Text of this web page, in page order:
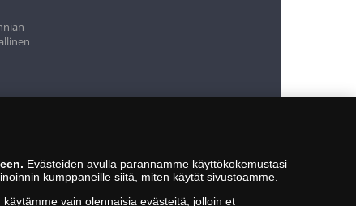
Evästeiden avulla parannamme käyttökokemustasi
kumppaneille siitä, miten käytät sivustoamme.
käytämme vain olennaisia evästeitä, jolloin et